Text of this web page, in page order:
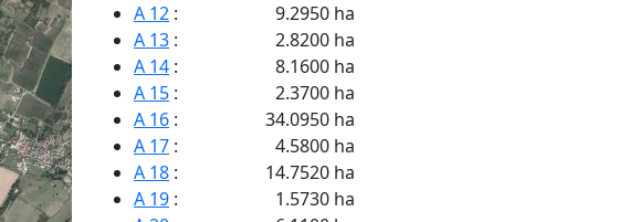
A 12 :
9.2950 ha
A 13 :
2.8200 ha
A 14 :
8.1600 ha
A 15 :
2.3700 ha
A 16 :
34.0950 ha
A 17 :
4.5800 ha
A 18 :
14.7520 ha
A 19 :
1.5730 ha